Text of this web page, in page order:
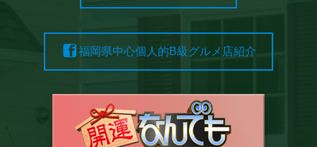
福岡県中心個人的B級グルメ店紹介